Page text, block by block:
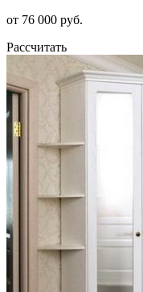
от 76 000 руб.
Рассчитать